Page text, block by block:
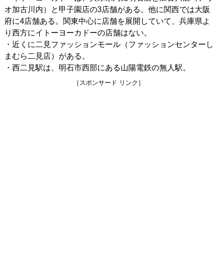
オ加古川内）と甲子園店の3店舗がある。他に関西では大阪
府に4店舗ある。関東中心に店舗を展開していて、兵庫県よ
り西方にイトーヨーカドーの店舗はない。
・近くに二見ファッションモール（ファッションセンターし
まむら二見店）がある。
・西二見駅は、明石市西部にある山陽電鉄の無人駅。
［スポンサード リンク］